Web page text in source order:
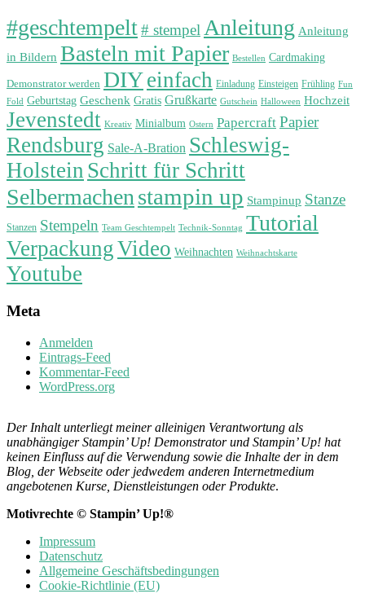
#geschtempelt# stempelAnleitung Anleitung
in Bildern Basteln mit Papier Bestellen Cardmaking
Demonstrator werden DIYeinfach Einladung Einsteigen Frühling Fun
Fold Geburtstag Geschenk Gratis Grußkarte Gutschein Halloween Hochzeit
Jevenstedt Kreativ Minialbum Ostern Papercraft Papier
Rendsburg Sale-A-Bration Schleswig-
Holstein Schritt für Schritt
Selbermachenstampin up Stampinup Stanze
Stanzen Stempeln Team Geschtempelt Technik-Sonntag Tutorial
VerpackungVideo Weihnachten Weihnachtskarte
Youtube
Meta
Anmelden
Eintrags-Feed
Kommentar-Feed
WordPress.org
Der Inhalt unterliegt meiner alleinigen Verantwortung als
unabhängiger Stampin’ Up! Demonstrator und Stampin’ Up! hat
keinen Einfluss auf die Verwendung sowie die Inhalte der in dem
Blog, der Webseite oder jedwedem anderen Internetmedium
angebotenen Kurse, Dienstleistungen oder Produkte.
Motivrechte © Stampin’ Up!®
Impressum
Datenschutz
Allgemeine Geschäftsbedingungen
Cookie-Richtlinie (EU)